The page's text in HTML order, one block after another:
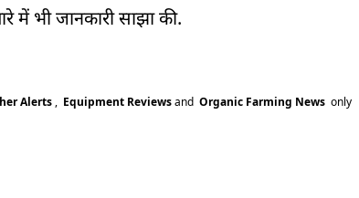
में भी जानकारी साझा की.
Alerts , Equipment Reviewsand Organic Farming News only